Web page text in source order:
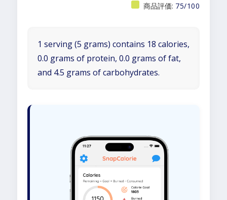
商品評価: 75/100
1 serving (5 grams) contains 18 calories,
0.0 grams of protein, 0.0 grams of fat,
and 4.5 grams of carbohydrates.